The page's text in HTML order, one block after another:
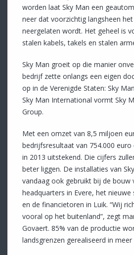
worden laat Sky Man een
neer dat voorzichtig langsheen
neergelaten wordt. Het geheel is
stalen kabels, takels en stalen
Sky Man groeit op die manier
bedrijf zette onlangs een eigen
op in de Verenigde Staten: Sky
Sky Man International vormt Sky
Group.
Met een omzet van 8,5 miljoen
bedrijfsresultaat van 754.000
in 2013 uitstekend. Die cijfers
beter liggen. De installaties van
vandaag ook gebruikt bij de bouw
headquarters in Evere, het
en de financietoren in Luik. “Wij
vooral op het buitenland”, zegt
Govaert. 85% van de productie
landsgrenzen gerealiseerd in meer